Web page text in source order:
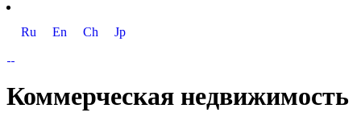
Ru En Ch Jp
Коммерческая недвижимость